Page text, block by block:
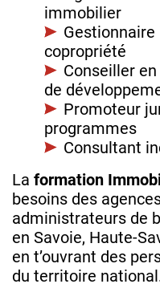
immobilier
copropriété
Conseiller
de
Promoteur
programmes
Consultant
La formation
besoins des
administrateurs de
en Savoie,
en t’ouvrant des
du territoire